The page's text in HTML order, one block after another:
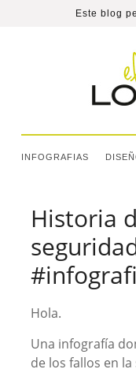
Este blog
INFOGRAFIAS
Historia
Hola.
Una infografía
de los fallos en